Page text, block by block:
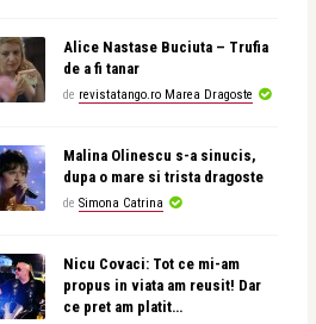
Alice Nastase Buciuta – Trufia
de a fi tanar
de revistatango.ro Marea Dragoste
Malina Olinescu s-a sinucis,
dupa o mare si trista dragoste
de Simona Catrina
Nicu Covaci: Tot ce mi-am
propus in viata am reusit! Dar
ce pret am platit…